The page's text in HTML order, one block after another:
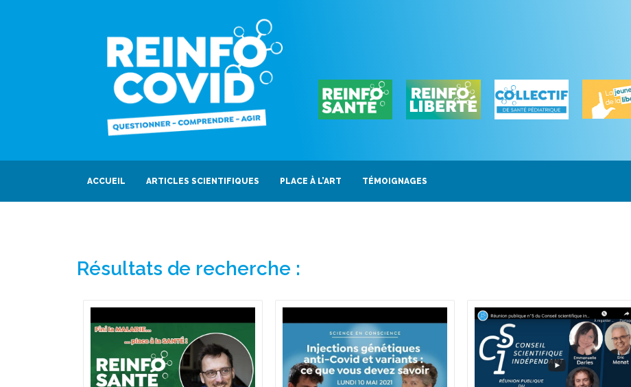
ACCUEIL ARTICLES SCIENTIFIQUES PLACE À L’ART TÉMOIGNAGES
Résultats de recherche :